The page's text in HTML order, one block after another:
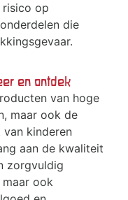
risico op
die
en ontdek
van hoge
maar ook de
kinderen
aan de kwaliteit
zorgvuldig
ook